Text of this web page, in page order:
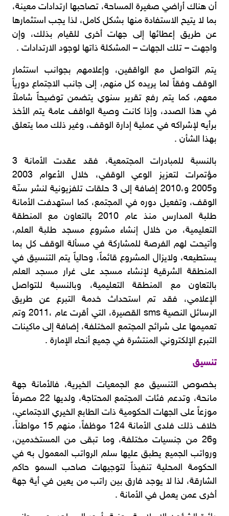
أن هناك أراضي صغيرة المساحة، تصاحبها ارتدادات معينة،
بما لا يتيح الاستفادة منها بشكل كامل، لذا يجب استثمارها
عن طريق إعطائها إلى جهات أخرى للقيام بذلك، وإن
واجهت – تلك الجهات – المشكلة ذاتها لوجود الارتدادات .
يتم التواصل مع الواقفين، وإعلامهم بجوانب استثمار
الوقف وفقاً لما يريده كل منهم، إلى جانب الاجتماع دورياً
معهم، كما يتم رفع تقرير سنوي يتضمن توضيحاً شاملاً
في هذا الصدد، وإذا كانت وصية الواقف عامة يتم الأخذ
برأيه لإشراكه في عملية إدارة الوقف، وغير ذلك مما يتعلق
بهذا الشأن .
بالنسبة للمبادرات المجتمعية، فقد عقدت الأمانة 3
مؤتمرات لتعزيز الوعي الوقفي، خلال الأعوام 2003
و2005 و،2010 إضافة إلى 3 حلقات تلفزيونية لنشر سنّة
الوقف، وتفعيل دوره في المجتمع، كما استهدفت الأمانة
طلبة المدارس منذ عام 2010 بالتعاون مع المنطقة
التعليمية، من خلال إنشاء مشروع مسجد طلبة العلم،
وأتيحت لهم الفرصة للمشاركة في مسألة الوقف كل بما
يستطيعه، ولايزال المشروع قائماً، وحالياً يتم التنسيق في
المنطقة الشرقية لإنشاء مسجد على غرار مسجد العلم
بالتعاون مع المنطقة التعليمية، وبالنسبة للتواصل
الإعلامي، فقد تم استحداث خدمة التبرع عن طريق
الرسائل النصية sms القصيرة، التي أقرت عام ،2011 وتم
تعميمها على شرائح المجتمع المختلفة، إضافة إلى ماكينات
التبرع الإلكتروني المنتشرة في جميع أنحاء الإمارة .
تنسيق
بخصوص التنسيق مع الجمعيات الخيرية، فالأمانة جهة
مانحة، وتدعم فئات المجتمع المحتاجة، ولديها 22 مصرفاً
موزعاً على الجهات الحكومية ذات الطابع الخيري الاجتماعي،
خلاف ذلك فلدى الأمانة 124 موظفاً، منهم 15 مواطناً،
و26 من جنسيات مختلفة، وما تبقى من المستخدمين،
ورواتب الجميع يطبق عليها سلم الرواتب المعمول به في
الحكومة المحلية تنفيذاً لتوجيهات صاحب السمو حاكم
الشارقة، لذا لا يوجد فارق بين راتب من يعين في أية جهة
أخرى عمن يعمل في الأمانة .